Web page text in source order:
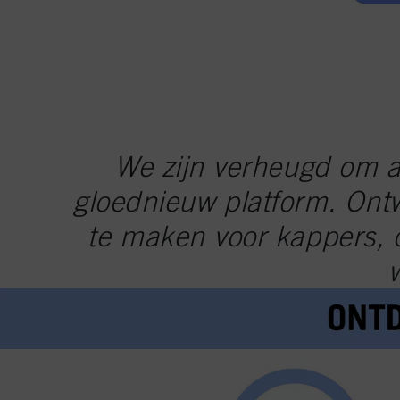
We zijn verheugd om
gloednieuw platform.
te maken voor kappers,